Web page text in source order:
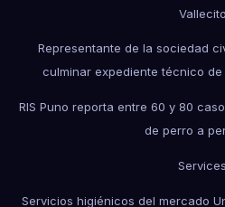
Vallecito
Representante de la sociedad
culminar expediente técnico
RIS Puno reporta entre 60 y 80
de perro a
Services
Servicios higiénicos del mercado